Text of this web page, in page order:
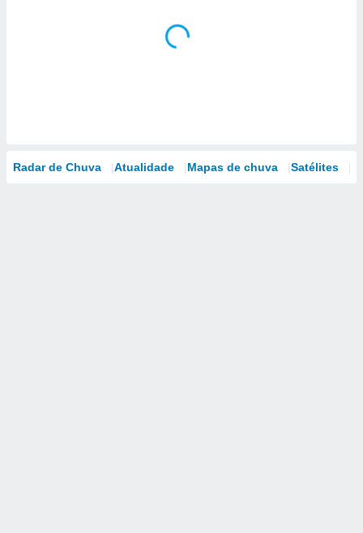
Radar de Chuva Atualidade Mapas de chuva Satélites